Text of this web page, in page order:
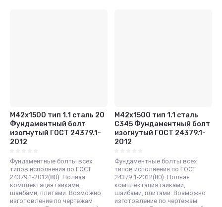
М42x1500 тип 1.1 сталь 20
Фундаментный болт
изогнутый ГОСТ 24379.1-
2012
Фундаментные болты всех
типов исполнения по ГОСТ
24379.1-2012(80). Полная
комплектация гайками,
шайбами, плитами. Возможно
изготовление по чертежам
М42x1500 тип 1.1 сталь
С345 Фундаментный болт
изогнутый ГОСТ 24379.1-
2012
Фундаментные болты всех
типов исполнения по ГОСТ
24379.1-2012(80). Полная
комплектация гайками,
шайбами, плитами. Возможно
изготовление по чертежам